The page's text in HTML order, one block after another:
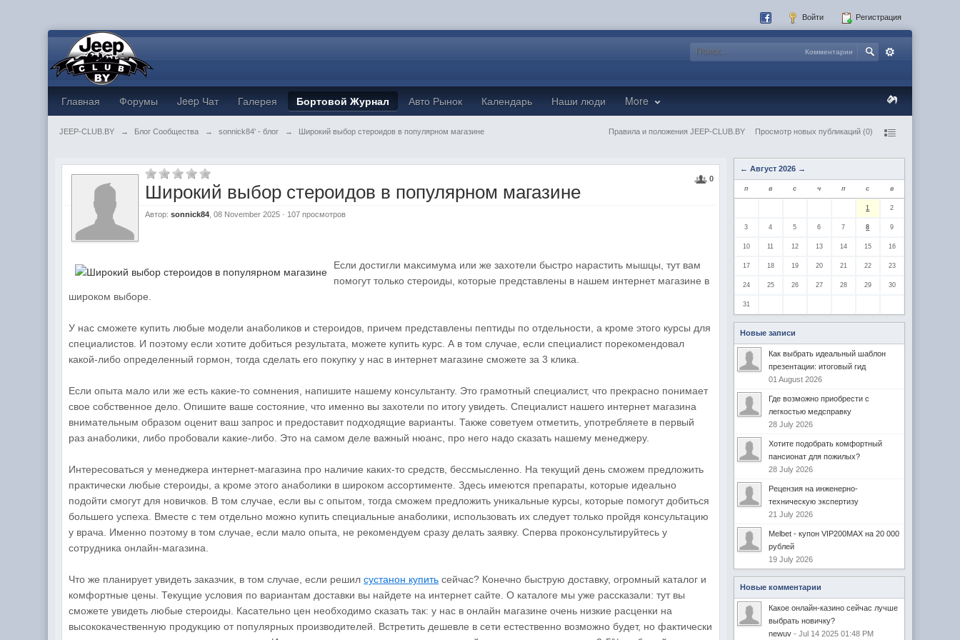
Войти Регистрация
Комментарии
Главная Форумы Jeep Чат Галерея Бортовой Журнал Авто Рынок Календарь Наши люди More
JEEP-CLUB.BY → Блог Сообщества → sonnick84' - блог → Широкий выбор стероидов в популярном магазине Правила и положения JEEP-CLUB.BY Просмотр новых публикаций (0)
0
Широкий выбор стероидов в популярном магазине
Автор:sonnick84 , 08 November 2025 · 107 просмотров
Если достигли максимума или же захотели быстро нарастить мышцы, тут вам
помогут только стероиды, которые представлены в нашем интернет магазине в
широком выборе.
У нас сможете купить любые модели анаболиков и стероидов, причем представлены пептиды по отдельности, а кроме этого курсы для
специалистов. И поэтому если хотите добиться результата, можете купить курс. А в том случае, если специалист порекомендовал
какой-либо определенный гормон, тогда сделать его покупку у нас в интернет магазине сможете за 3 клика.
Если опыта мало или же есть какие-то сомнения, напишите нашему консультанту. Это грамотный специалист, что прекрасно понимает
свое собственное дело. Опишите ваше состояние, что именно вы захотели по итогу увидеть. Специалист нашего интернет магазина
внимательным образом оценит ваш запрос и предоставит подходящие варианты. Также советуем отметить, употребляете в первый
раз анаболики, либо пробовали какие-либо. Это на самом деле важный нюанс, про него надо сказать нашему менеджеру.
Интересоваться у менеджера интернет-магазина про наличие каких-то средств, бессмысленно. На текущий день сможем предложить
практически любые стероиды, а кроме этого анаболики в широком ассортименте. Здесь имеются препараты, которые идеально
подойти смогут для новичков. В том случае, если вы с опытом, тогда сможем предложить уникальные курсы, которые помогут добиться
большего успеха. Вместе с тем отдельно можно купить специальные анаболики, использовать их следует только пройдя консультацию
у врача. Именно поэтому в том случае, если мало опыта, не рекомендуем сразу делать заявку. Сперва проконсультируйтесь у
сотрудника онлайн-магазина.
Что же планирует увидеть заказчик, в том случае, если решилсустанон купить сейчас? Конечно быструю доставку, огромный каталог и
комфортные цены. Текущие условия по вариантам доставки вы найдете на интернет сайте. О каталоге мы уже рассказали: тут вы
сможете увидеть любые стероиды. Касательно цен необходимо сказать так: у нас в онлайн магазине очень низкие расценки на
высококачественную продукцию от популярных производителей. Встретить дешевле в сети естественно возможно будет, но фактически
← Август 2026 →
п в с ч п с в
1 2
3 4 5 6 7 8 9
10 11 12 13 14 15 16
17 18 19 20 21 22 23
24 25 26 27 28 29 30
31
Новые записи
Как выбрать идеальный шаблон
презентации: итоговый гид
01 August 2026
Где возможно приобрести с
легкостью медсправку
28 July 2026
Хотите подобрать комфортный
пансионат для пожилых?
28 July 2026
Рецензия на инженерно-
техническую экспертизу
21 July 2026
Melbet - купон VIP200MAX на 20 000
рублей
19 July 2026
Новые комментарии
Какое онлайн-казино сейчас лучше
выбрать новичку?
newuv- Jul 14 2025 01:48 PM